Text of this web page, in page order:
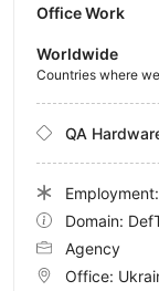
Office Work
Worldwide
Countries where
QA
Domain:
Agency
Office: